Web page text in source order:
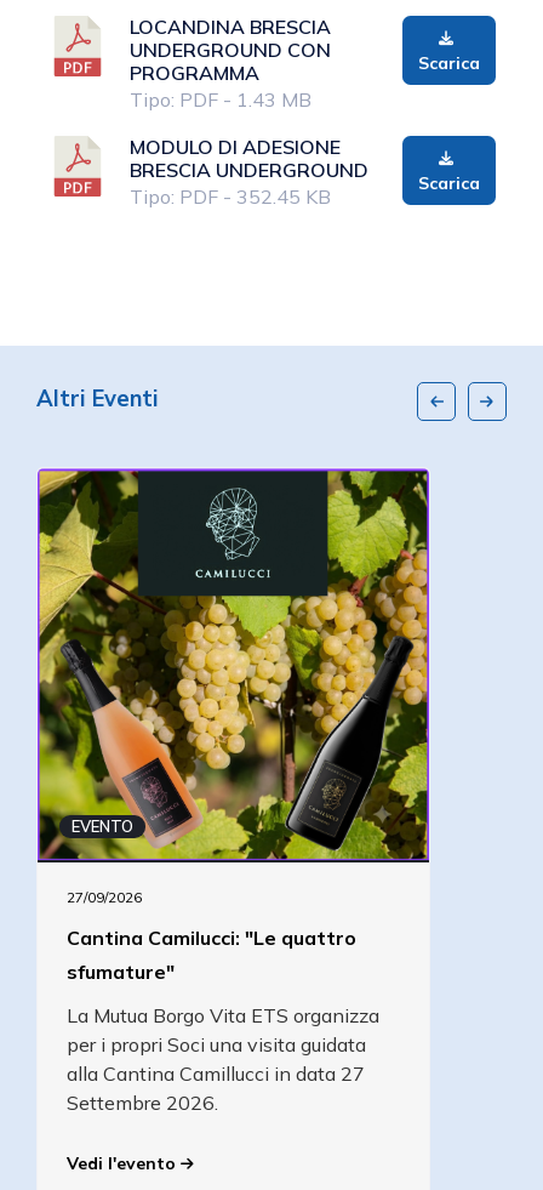
LOCANDINA BRESCIA
UNDERGROUND CON
PROGRAMMA
Tipo: PDF - 1.43 MB
Scarica
MODULO DI ADESIONE
BRESCIA UNDERGROUND
Tipo: PDF - 352.45 KB
Scarica
Altri Eventi
EVENTO
27/09/2026
Cantina Camilucci: "Le quattro
sfumature"
La Mutua Borgo Vita ETS organizza
per i propri Soci una visita guidata
alla Cantina Camillucci in data 27
Settembre 2026.
Vedi l'evento